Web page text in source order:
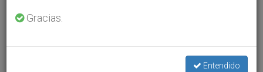
Gracias.
Entendido